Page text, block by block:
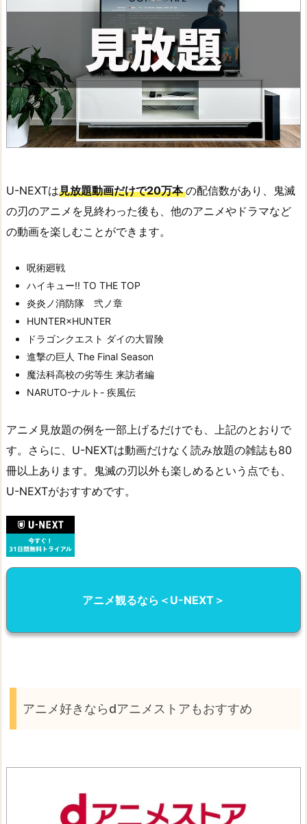
U-NEXTは見放題動画だけで20万本の配信数があり、鬼滅
の刃のアニメを見終わった後も、他のアニメやドラマなど
の動画を楽しむことができます。
呪術廻戦
ハイキュー!! TO THE TOP
炎炎ノ消防隊 弐ノ章
HUNTER×HUNTER
ドラゴンクエスト ダイの大冒険
進撃の巨人 The Final Season
魔法科高校の劣等生 来訪者編
NARUTO-ナルト- 疾風伝
アニメ見放題の例を一部上げるだけでも、上記のとおりで
す。さらに、U-NEXTは動画だけなく読み放題の雑誌も80
冊以上あります。鬼滅の刃以外も楽しめるという点でも、
U-NEXTがおすすめです。
アニメ観るなら＜U-NEXT＞
アニメ好きならdアニメストアもおすすめ